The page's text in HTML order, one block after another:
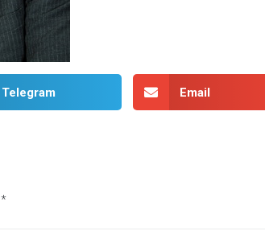
Telegram Email
*